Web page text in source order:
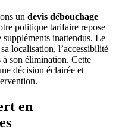
un devis débouchage
politique tarifaire repose
suppléments inattendus. Le
localisation, l’accessibilité
à son élimination. Cette
décision éclairée et
en